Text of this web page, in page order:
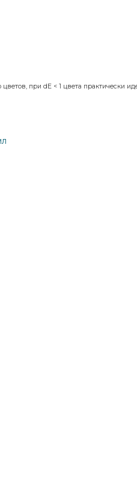
при dE < 1 цвета практически